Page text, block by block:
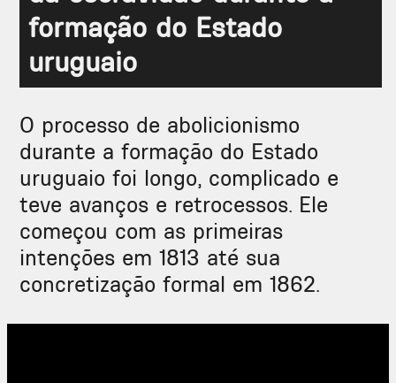
formação do Estado
uruguaio
O processo de abolicionismo
durante a formação do Estado
uruguaio foi longo, complicado e
teve avanços e retrocessos. Ele
começou com as primeiras
intenções em 1813 até sua
concretização formal em 1862.